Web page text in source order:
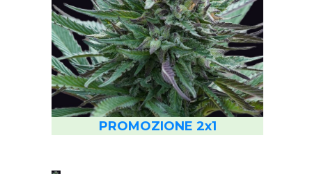
PROMOZIONE 2x1